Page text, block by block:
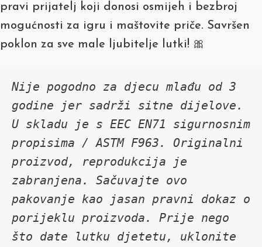
pravi prijatelj koji donosi osmijeh i bezbroj
mogućnosti za igru i maštovite priče. Savršen
poklon za sve male ljubitelje lutki! 🎀
Nije pogodno za djecu mlađu od 3
godine jer sadrži sitne dijelove.
U skladu je s EEC EN71 sigurnosnim
propisima / ASTM F963. Originalni
proizvod, reprodukcija je
zabranjena. Sačuvajte ovo
pakovanje kao jasan pravni dokaz o
porijeklu proizvoda. Prije nego
što date lutku djetetu, uklonite